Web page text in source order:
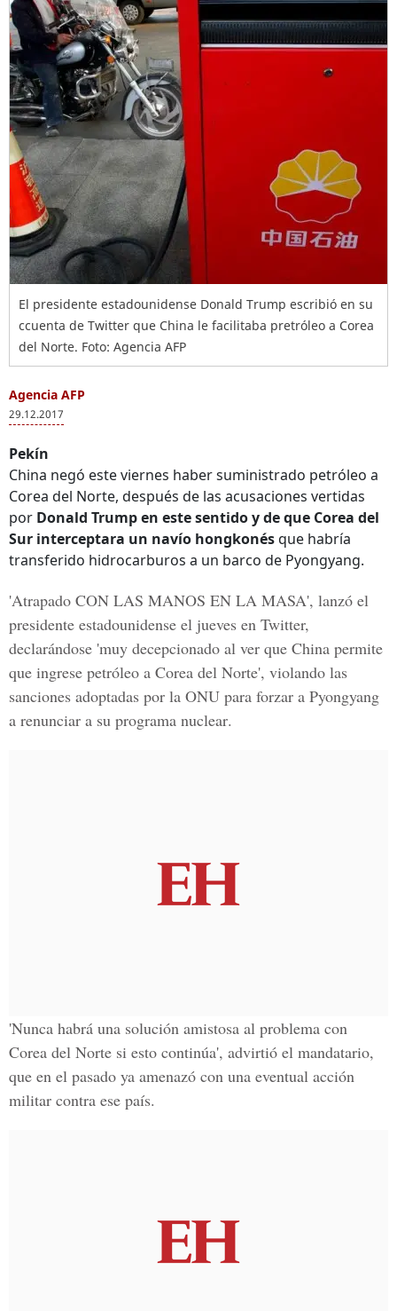
El presidente estadounidense Donald Trump escribió en su
ccuenta de Twitter que China le facilitaba pretróleo a Corea
del Norte. Foto: Agencia AFP
Agencia AFP
29.12.2017
Pekín
China negó este viernes haber suministrado petróleo a
Corea del Norte, después de las acusaciones vertidas
por Donald Trump en este sentido y de que Corea del
Sur interceptara un navío hongkonésque habría
transferido hidrocarburos a un barco de Pyongyang.
'Atrapado CON LAS MANOS EN LA MASA', lanzó el
presidente estadounidense el jueves en Twitter,
declarándose 'muy decepcionado al ver que China permite
que ingrese petróleo a Corea del Norte', violando las
sanciones adoptadas por la ONU para forzar a Pyongyang
a renunciar a su programa nuclear.
'Nunca habrá una solución amistosa al problema con
Corea del Norte si esto continúa', advirtió el mandatario,
que en el pasado ya amenazó con una eventual acción
militar contra ese país.